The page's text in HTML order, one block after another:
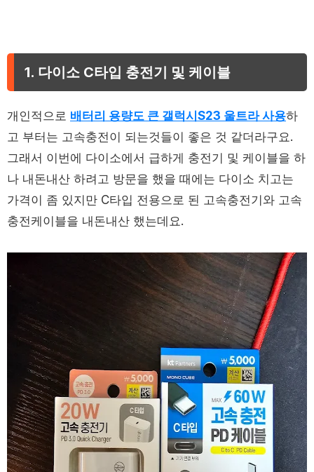
1. 다이소 C타입 충전기 및 케이블
개인적으로 배터리 용량도 큰 갤럭시S23 울트라 사용하
고 부터는 고속충전이 되는것들이 좋은 것 같더라구요.
그래서 이번에 다이소에서 급하게 충전기 및 케이블을 하
나 내돈내산 하려고 방문을 했을 때에는 다이소 치고는
가격이 좀 있지만 C타입 전용으로 된 고속충전기와 고속
충전케이블을 내돈내산 했는데요.